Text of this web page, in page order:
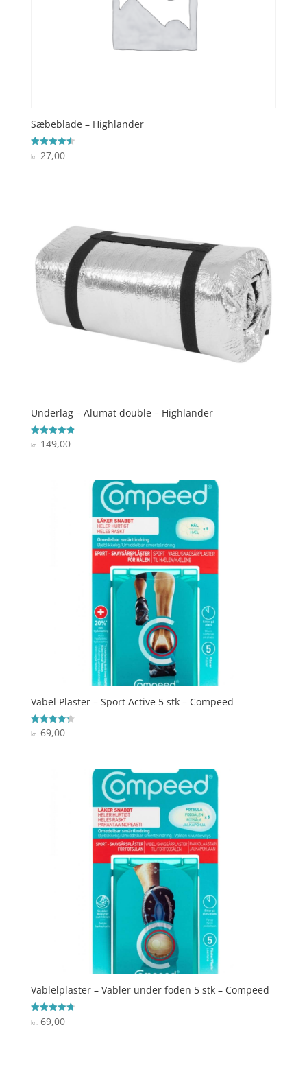
Sæbeblade – Highlander
Vurderet
4.6
kr. 27,00
Underlag – Alumat double – Highlander
Vurderet
4.9
kr.149,00
Vabel Plaster – Sport Active 5 stk – Compeed
Vurderet
4.3
kr.69,00
Vablelplaster – Vabler under foden 5 stk – Compeed
Vurderet
4.8
kr.69,00